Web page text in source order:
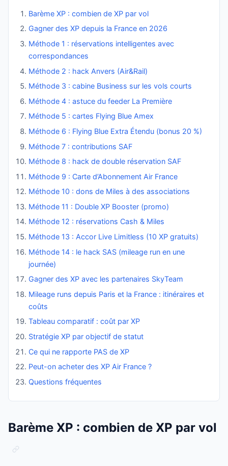
Barème XP : combien de XP par vol
Gagner des XP depuis la France en 2026
Méthode 1 : réservations intelligentes avec
correspondances
Méthode 2 : hack Anvers (Air&Rail)
Méthode 3 : cabine Business sur les vols courts
Méthode 4 : astuce du feeder La Première
Méthode 5 : cartes Flying Blue Amex
Méthode 6 : Flying Blue Extra Étendu (bonus 20 %)
Méthode 7 : contributions SAF
Méthode 8 : hack de double réservation SAF
Méthode 9 : Carte d’Abonnement Air France
Méthode 10 : dons de Miles à des associations
Méthode 11 : Double XP Booster (promo)
Méthode 12 : réservations Cash & Miles
Méthode 13 : Accor Live Limitless (10 XP gratuits)
Méthode 14 : le hack SAS (mileage run en une
journée)
Gagner des XP avec les partenaires SkyTeam
Mileage runs depuis Paris et la France : itinéraires et
coûts
Tableau comparatif : coût par XP
Stratégie XP par objectif de statut
Ce qui ne rapporte PAS de XP
Peut-on acheter des XP Air France ?
Questions fréquentes
Barème XP : combien de XP par vol